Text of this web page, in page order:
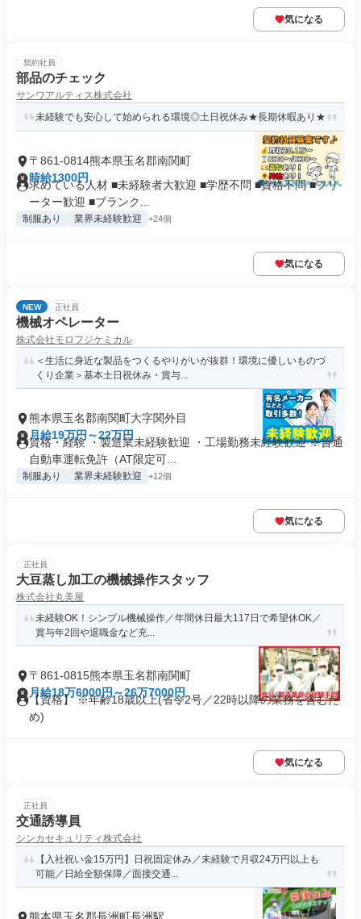
気になる
契約社員
部品のチェック
サンワアルティス株式会社
未経験でも安心して始められる環境◎土日祝休み★長期休暇あり★
〒861-0814熊本県玉名郡南関町
時給1300円
求めている人材 ■未経験者大歓迎 ■学歴不問 ■資格不問 ■フリ
ーター歓迎 ■ブランク...
制服あり 業界未経験歓迎 +24個
気になる
NEW 正社員
機械オペレーター
株式会社モロフジケミカル
＜生活に身近な製品をつくるやりがいが抜群！環境に優しいものづ
くり企業＞基本土日祝休み・賞与...
熊本県玉名郡南関町大字関外目
月給19万円～22万円
資格・経験 ・製造業未経験歓迎 ・工場勤務未経験歓迎 ※普通
自動車運転免許（AT限定可...
制服あり 業界未経験歓迎 +12個
気になる
正社員
大豆蒸し加工の機械操作スタッフ
株式会社丸美屋
未経験OK！シンプル機械操作／年間休日最大117日で希望休OK／
賞与年2回や退職金など充...
〒861-0815熊本県玉名郡南関町
月給18万6000円～26万7000円
【資格】 ※年齢18歳以上(省令2号／22時以降の業務を含むた
め)
気になる
正社員
交通誘導員
シンカセキュリティ株式会社
【入社祝い金15万円】日祝固定休み／未経験で月収24万円以上も
可能／日給全額保障／面接交通...